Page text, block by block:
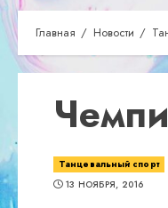
Главная Новости
Танцевальный спорт
13 НОЯБРЯ, 2016